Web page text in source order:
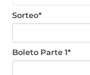
Sorteo*
Boleto Parte 1*